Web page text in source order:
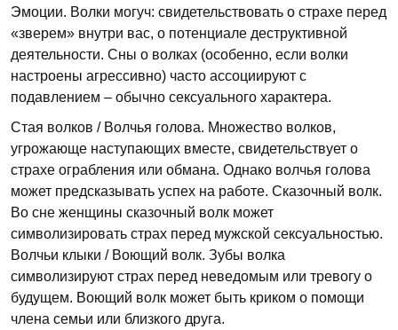
Эмоции. Волки могуч: свидетельствовать о страхе перед
«зверем» внутри вас, о потенциале деструктивной
деятельности. Сны о волках (особенно, если волки
настроены агрессивно) часто ассоциируют с
подавлением – обычно сексуального характера.
Стая волков / Волчья голова. Множество волков,
угрожающе наступающих вместе, свидетельствует о
страхе ограбления или обмана. Однако волчья голова
может предсказывать успех на работе. Сказочный волк.
Во сне женщины сказочный волк может
символизировать страх перед мужской сексуальностью.
Волчьи клыки / Воющий волк. Зубы волка
символизируют страх перед неведомым или тревогу о
будущем. Воющий волк может быть криком о помощи
члена семьи или близкого друга.